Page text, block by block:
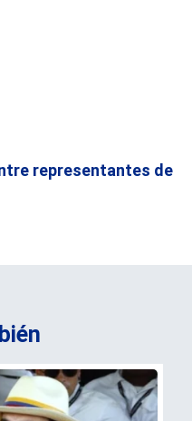
representantes de